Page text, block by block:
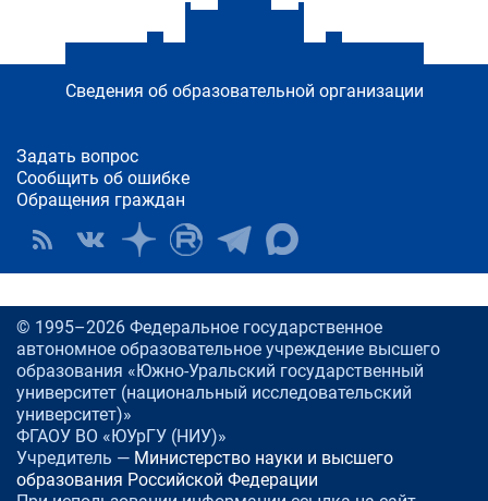
Сведения об образовательной организации
Задать вопрос
Сообщить об ошибке
Обращения граждан
© 1995–2026 Федеральное государственное
автономное образовательное учреждение высшего
образования «Южно-Уральский государственный
университет (национальный исследовательский
университет)»
ФГАОУ ВО «ЮУрГУ (НИУ)»
Учредитель — Министерство науки и высшего
образования Российской Федерации